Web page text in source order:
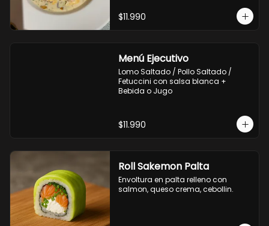
$11.990
Menú Ejecutivo
Lomo Saltado / Pollo Saltado /
Fetuccini con salsa blanca +
Bebida o Jugo
$11.990
Roll Sakemon Palta
Envoltura en palta relleno con
salmon, queso crema, cebollin.